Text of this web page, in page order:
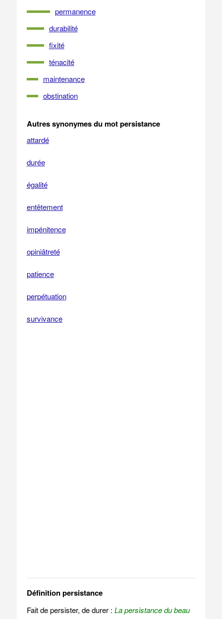
permanence
durabilité
fixité
ténacité
maintenance
obstination
Autres synonymes du mot persistance
attardé
durée
égalité
entêtement
impénitence
opiniâtreté
patience
perpétuation
survivance
Définition persistance
Fait de persister, de durer : La persistance du beau